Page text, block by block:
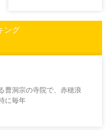
ング
曹洞宗の寺院で、赤穂浪
に毎年